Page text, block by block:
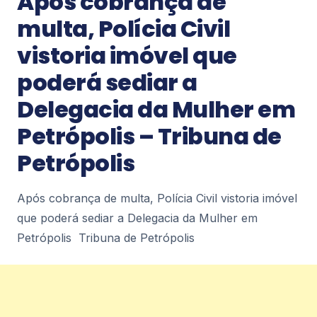
Notícias
Com torre de 70 metros e portas de 2,4
toneladas cada, o templo imperial se
tornou o monumento neogótico mais
marcante de Petrópolis – Brasil 247
Com torre de 70 metros e portas de 2,4 toneladas
cada, o templo imperial se tornou o monumento
neogótico mais marcante de Petrópolis Brasil...
2
Notícias
Niterói convoca 300 agentes de apoio
escolar para a rede municipal – A
Niterói convoca 300 agentes de apoio escolar
multa, Polícia Civil
vistoria imóvel que
poderá sediar a
Delegacia da Mulher em
Petrópolis – Tribuna de
Petrópolis
Após cobrança de multa, Polícia Civil vistoria imóvel
que poderá sediar a Delegacia da Mulher em
Petrópolis Tribuna de Petrópolis